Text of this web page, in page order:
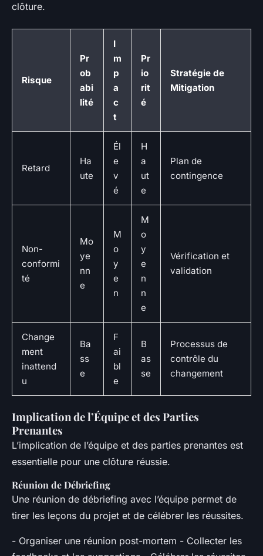
clôture.
Risque
Pr
ob
abi
lité
I
m
p
a
c
t
Pr
io
rit
é
Stratégie de
Mitigation
Retard
Ha
ute
Él
e
v
é
H
a
ut
e
Plan de
contingence
Non-
conformi
té
Mo
ye
nn
e
M
o
y
e
n
M
o
y
e
n
n
e
Vérification et
validation
Change
ment
inattend
u
Ba
ss
e
F
ai
bl
e
B
as
se
Processus de
contrôle du
changement
Implication de l’Équipe et des Parties
Prenantes
L’implication de l’équipe et des parties prenantes est
essentielle pour une clôture réussie.
Réunion de Débriefing
Une réunion de débriefing avec l’équipe permet de
tirer les leçons du projet et de célébrer les réussites.
- Organiser une réunion post-mortem - Collecter les